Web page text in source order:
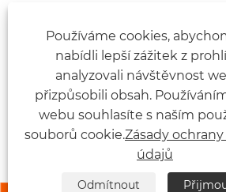
Používáme cookies,
nabídli lepší zážitek z
analyzovali návštěvnost
přizpůsobili obsah.
webu souhlasíte s naším
souborů cookie.Zásady
údajů
Odmítnout